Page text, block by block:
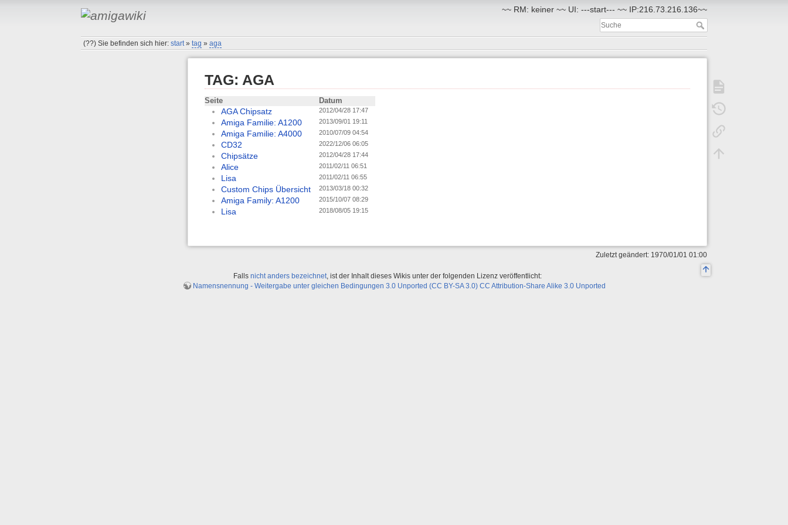
~~ RM: keiner ~~ UI: ---start--- ~~ IP:216.73.216.136~~
(??)Sie befinden sich hier:start »tag »aga
TAG: AGA
Seite Datum
AGA Chipsatz 2012/04/28 17:47
Amiga Familie: A1200 2013/09/01 19:11
Amiga Familie: A4000 2010/07/09 04:54
CD32 2022/12/06 06:05
Chipsätze 2012/04/28 17:44
Alice 2011/02/11 06:51
Lisa 2011/02/11 06:55
Custom Chips Übersicht 2013/03/18 00:32
Amiga Family: A1200 2015/10/07 08:29
Lisa 2018/08/05 19:15
Zuletzt geändert: 1970/01/01 01:00
Falls nicht anders bezeichnet, ist der Inhalt dieses Wikis unter der folgenden Lizenz veröffentlicht:
Namensnennung - Weitergabe unter gleichen Bedingungen 3.0 Unported (CC BY-SA 3.0) CC Attribution-Share Alike 3.0 Unported